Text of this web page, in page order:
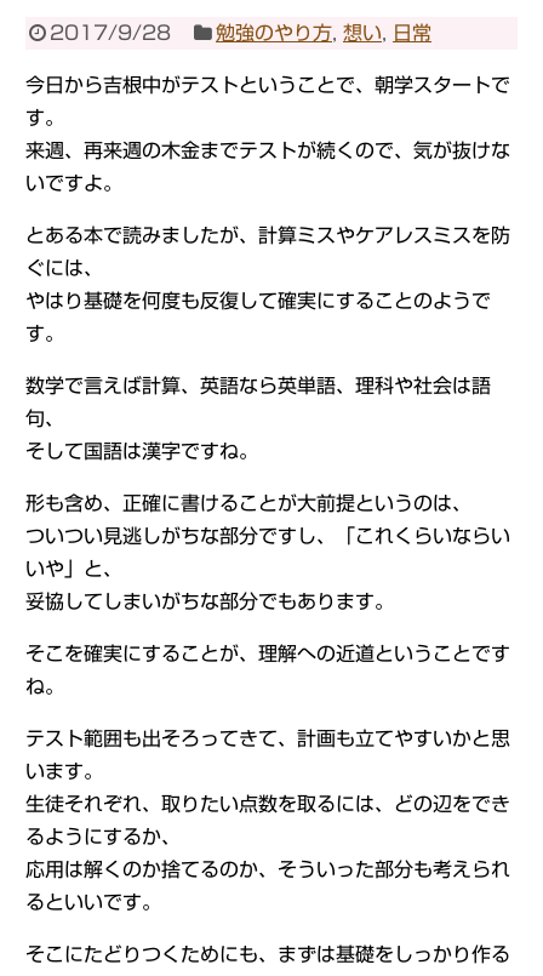
2017/9/28 勉強のやり方 ,想い 日常
今日から吉根中がテストということで、朝学スタートで
す。
来週、再来週の木金までテストが続くので、気が抜けな
いですよ。
とある本で読みましたが、計算ミスやケアレスミスを防
ぐには、
やはり基礎を何度も反復して確実にすることのようで
す。
数学で言えば計算、英語なら英単語、理科や社会は語
句、
そして国語は漢字ですね。
形も含め、正確に書けることが大前提というのは、
ついつい見逃しがちな部分ですし、「これくらいならい
いや」と、
妥協してしまいがちな部分でもあります。
そこを確実にすることが、理解への近道ということです
ね。
テスト範囲も出そろってきて、計画も立てやすいかと思
います。
生徒それぞれ、取りたい点数を取るには、どの辺をでき
るようにするか、
応用は解くのか捨てるのか、そういった部分も考えられ
るといいです。
そこにたどりつくためにも、まずは基礎をしっかり作る